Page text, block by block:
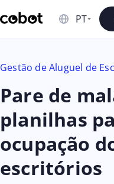
Skip to main content
Skip to footer
Gestão de Aluguel de
Pare de
planilhas
ocupação
escritórios